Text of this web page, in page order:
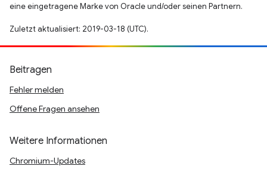
eine eingetragene Marke von Oracle und/oder seinen Partnern.
Zuletzt aktualisiert: 2019-03-18 (UTC).
Beitragen
Fehler melden
Offene Fragen ansehen
Weitere Informationen
Chromium-Updates